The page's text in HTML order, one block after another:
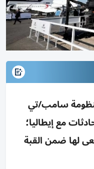
سامب/تي
مع إيطاليا؛
لها ضمن القبة